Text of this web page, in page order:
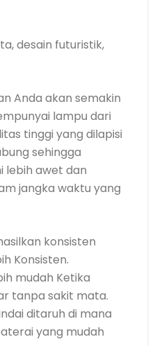
desain futuristik,
Anda akan semakin
lampu dari
tinggi yang dilapisi
sehingga
lebih awet dan
jangka waktu yang
konsisten
Konsisten.
mudah Ketika
tanpa sakit mata.
ditaruh di mana
yang mudah